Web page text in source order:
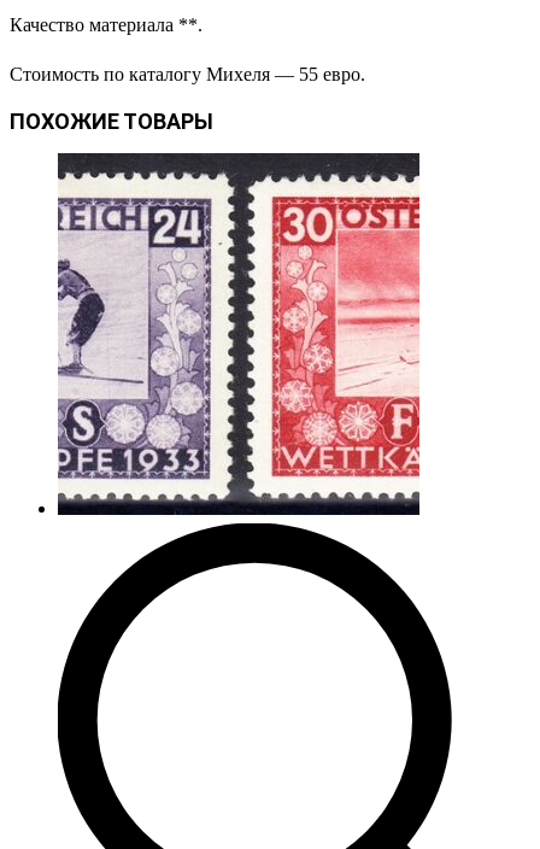
Качество материала **.
Стоимость по каталогу Михеля — 55 евро.
ПОХОЖИЕ ТОВАРЫ